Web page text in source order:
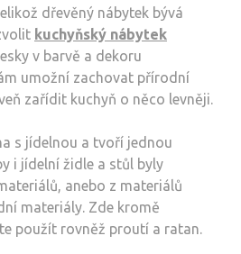
dřevěný nábytek bývá
kuchyňský nábytek
v barvě a dekoru
umožní zachovat přírodní
zařídit kuchyň o něco levněji.
s jídelnou a tvoří jednou
i jídelní židle a stůl byly
anebo z materiálů
materiály. Zde kromě
použít rovněž proutí a ratan.